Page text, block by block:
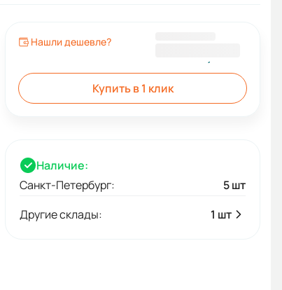
Нашли дешевле?
Купить в 1 клик
Наличие:
Санкт-Петербург:
5 шт
Другие склады:
1 шт